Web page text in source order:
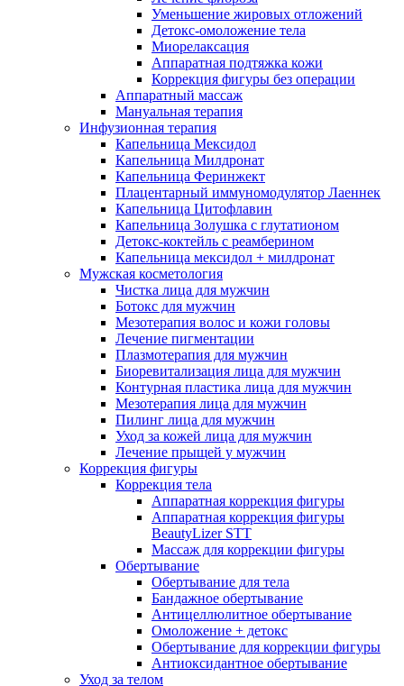
Уменьшение жировых отложений
Детокс-омоложение тела
Миорелаксация
Аппаратная подтяжка кожи
Коррекция фигуры без операции
Аппаратный массаж
Мануальная терапия
Инфузионная терапия
Капельница Мексидол
Капельница Милдронат
Капельница Феринжект
Плацентарный иммуномодулятор Лаеннек
Капельница Цитофлавин
Капельница Золушка с глутатионом
Детокс-коктейль с реамберином
Капельница мексидол + милдронат
Мужская косметология
Чистка лица для мужчин
Ботокс для мужчин
Мезотерапия волос и кожи головы
Лечение пигментации
Плазмотерапия для мужчин
Биоревитализация лица для мужчин
Контурная пластика лица для мужчин
Мезотерапия лица для мужчин
Пилинг лица для мужчин
Уход за кожей лица для мужчин
Лечение прыщей у мужчин
Коррекция фигуры
Коррекция тела
Аппаратная коррекция фигуры
Аппаратная коррекция фигуры
BeautyLizer STT
Массаж для коррекции фигуры
Обертывание
Обертывание для тела
Бандажное обертывание
Антицеллюлитное обертывание
Омоложение + детокс
Обертывание для коррекции фигуры
Антиоксидантное обертывание
Уход за телом